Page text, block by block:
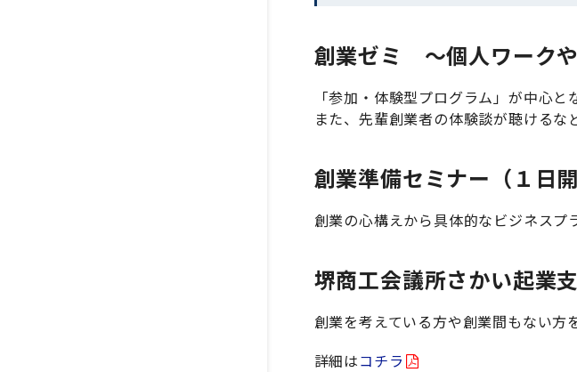
創業ゼミ ～個人ワーク
「参加・体験型プログラム」が中心
また、先輩創業者の体験談が聴けるな
創業準備セミナー（１日
創業の心構えから具体的なビジネスプ
堺商工会議所さかい起業
創業を考えている方や創業間もない方
詳細はコチラ